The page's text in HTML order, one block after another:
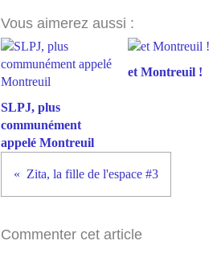
Vous aimerez aussi :
SLPJ, plus
communément
appelé Montreuil
et Montreuil !
Zita, la fille de l'espace #3
Commenter cet article